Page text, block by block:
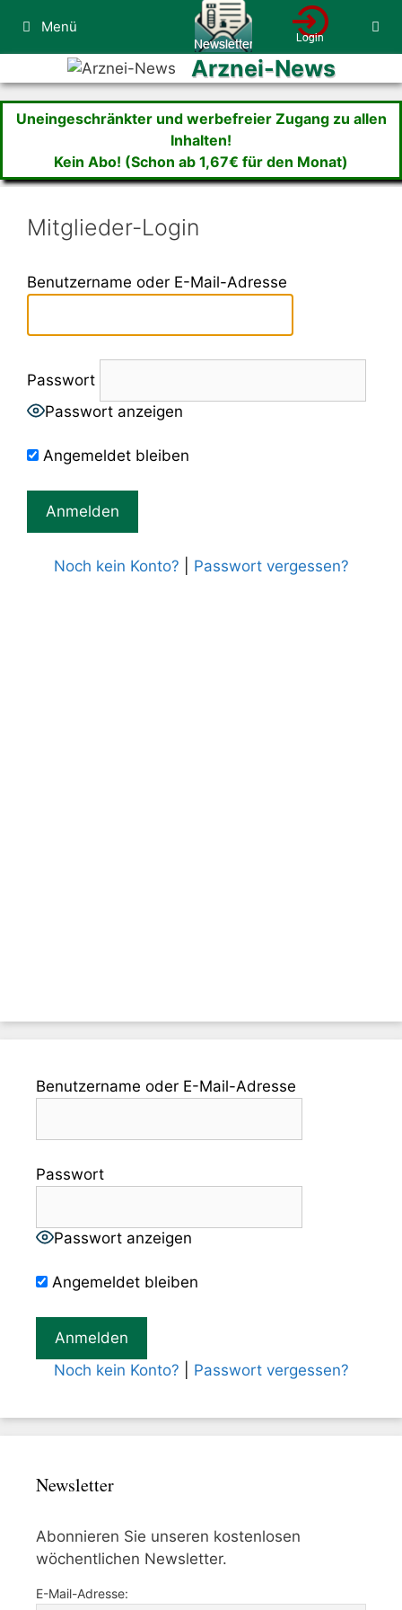
Inhalt
springen
Menü
Arznei-News
Uneingeschränkter und werbefreier Zugang zu allen
Inhalten!
Kein Abo! (Schon ab 1,67€ für den Monat)
Mitglieder-Login
Benutzername oder E-Mail-Adresse
Passwort
Passwort anzeigen
Angemeldet bleiben
Noch kein Konto? Passwort vergessen?
Benutzername oder E-Mail-Adresse
Passwort
Passwort anzeigen
Angemeldet bleiben
Noch kein Konto? Passwort vergessen?
Newsletter
Abonnieren Sie unseren kostenlosen
wöchentlichen Newsletter.
E-Mail-Adresse: